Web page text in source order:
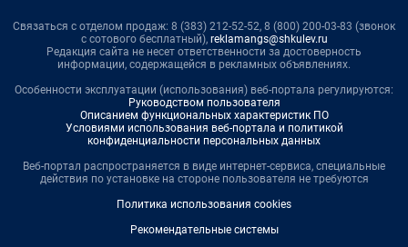
Связаться с отделом продаж: 8 (383) 212-52-52, 8 (800) 200-03-83 (звонок
с сотового бесплатный), reklamangs@shkulev.ru
Редакция сайта не несет ответственности за достоверность
информации, содержащейся в рекламных объявлениях.
Особенности эксплуатации (использования) веб-портала регулируются:
Руководством пользователя
Описанием функциональных характеристик ПО
Условиями использования веб-портала и политикой
конфиденциальности персональных данных
Веб-портал распространяется в виде интернет-сервиса, специальные
действия по установке на стороне пользователя не требуются
Политика использования cookies
Рекомендательные системы